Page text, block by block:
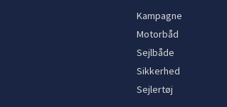
Kampagne
Motorbåd
Sejlbåde
Sikkerhed
Sejlertøj